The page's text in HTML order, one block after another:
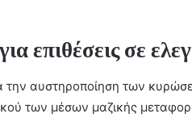
επιθέσεις σε
την αυστηροποίηση των
των μέσων μαζικής